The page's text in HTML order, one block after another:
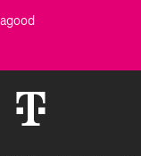
agood